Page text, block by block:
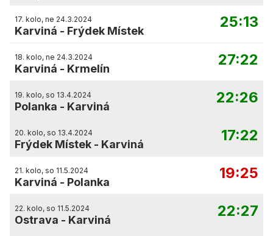
17. kolo, ne 24.3.2024
Karviná - Frýdek Místek
25:13
18. kolo, ne 24.3.2024
Karviná - Krmelín
27:22
19. kolo, so 13.4.2024
Polanka - Karviná
22:26
20. kolo, so 13.4.2024
Frýdek Místek - Karviná
17:22
21. kolo, so 11.5.2024
Karviná - Polanka
19:25
22. kolo, so 11.5.2024
Ostrava - Karviná
22:27